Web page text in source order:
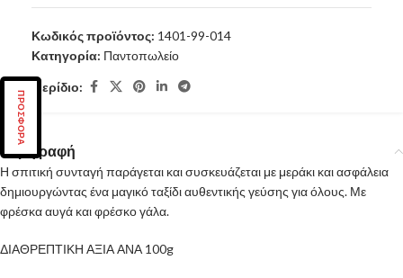
Κωδικός προϊόντος: 1401-99-014
Κατηγορία: Παντοπωλείο
Μερίδιο:
Περιγραφή
Η σπιτική συνταγή παράγεται και συσκευάζεται με μεράκι και ασφάλεια
δημιουργώντας ένα μαγικό ταξίδι αυθεντικής γεύσης για όλους. Με
φρέσκα αυγά και φρέσκο γάλα.
ΔΙΑΘΡΕΠΤΙΚΗ ΑΞΙΑ ΑΝΑ 100g
ΠΡΟΣΦΟΡΑ